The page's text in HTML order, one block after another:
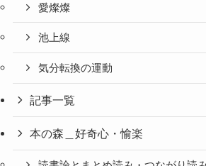
愛燦燦
池上線
気分転換の運動
記事一覧
本の森＿好奇心・愉楽